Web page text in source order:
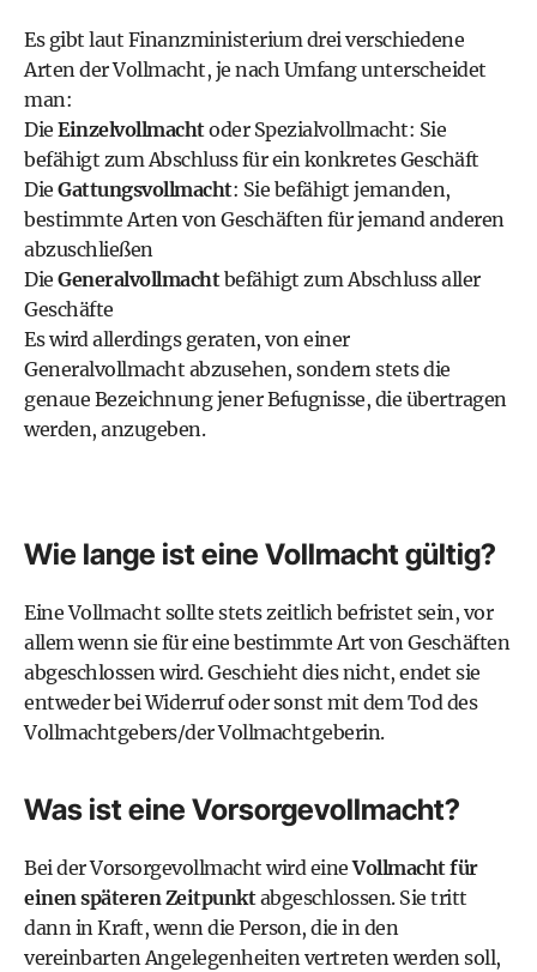
Es gibt laut Finanzministerium drei verschiedene
Arten der Vollmacht, je nach Umfang unterscheidet
man:
Die Einzelvollmachtoder Spezialvollmacht: Sie
befähigt zum Abschluss für ein konkretes Geschäft
Die Gattungsvollmacht: Sie befähigt jemanden,
bestimmte Arten von Geschäften für jemand anderen
abzuschließen
Die Generalvollmachtbefähigt zum Abschluss aller
Geschäfte
Es wird allerdings geraten, von einer
Generalvollmacht abzusehen, sondern stets die
genaue Bezeichnung jener Befugnisse, die übertragen
werden, anzugeben.
Wie lange ist eine Vollmacht gültig?
Eine Vollmacht sollte stets zeitlich befristet sein, vor
allem wenn sie für eine bestimmte Art von Geschäften
abgeschlossen wird. Geschieht dies nicht, endet sie
entweder bei Widerruf oder sonst mit dem Tod des
Vollmachtgebers/der Vollmachtgeberin.
Was ist eine Vorsorgevollmacht?
Bei der Vorsorgevollmacht wird eineVollmacht für
einen späteren Zeitpunktabgeschlossen. Sie tritt
dann in Kraft, wenn die Person, die in den
vereinbarten Angelegenheiten vertreten werden soll,